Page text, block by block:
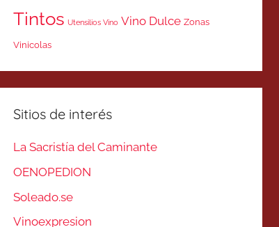
Tintos Utensilios Vino Vino Dulce Zonas
Vinicolas
Sitios de interés
La Sacristía del Caminante
OENOPEDION
Soleado.se
Vinoexpresion